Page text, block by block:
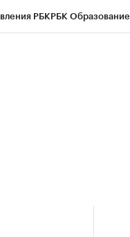
РБКРБК Образование